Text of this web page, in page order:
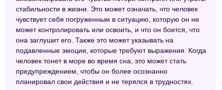
стабильности в жизни. Это может означать, что человек
чувствует себя погруженным в ситуацию, которую он не
может контролировать или освоить, и что он боится, что
она заглушит его. Также это может указывать на
подавленные эмоции, которые требуют выражения. Когда
человек тонет в море во время сна, это может стать
предупреждением, чтобы он более осознанно
планировал свои действия и не терялся в трудностях.